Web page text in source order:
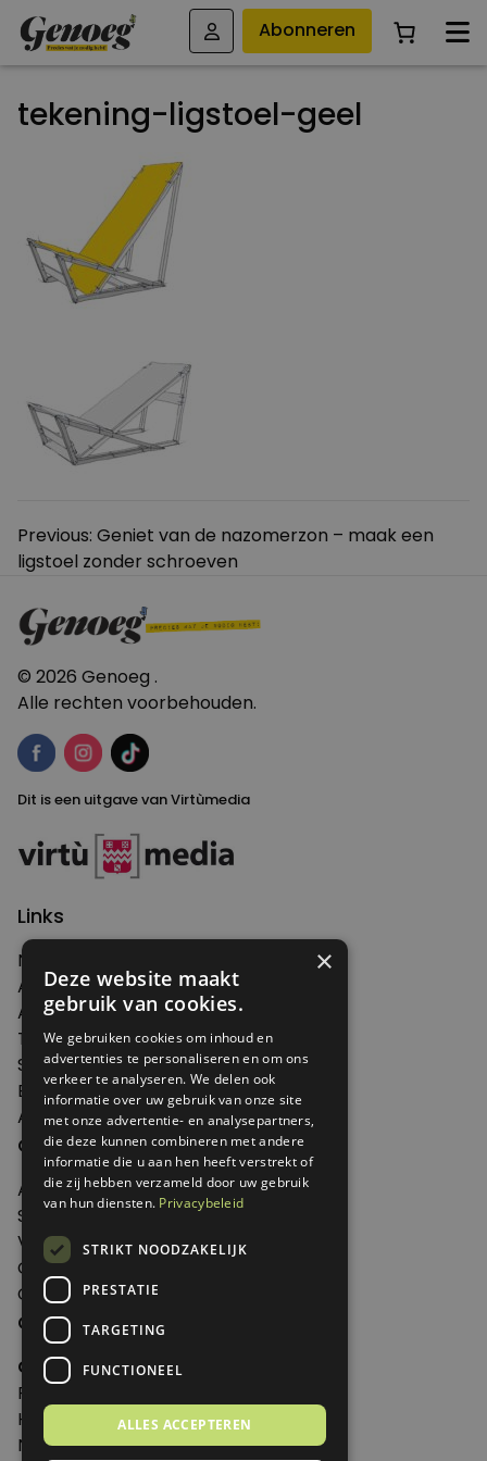
Abonneren
tekening-ligstoel-geel
Bericht
navigatie
Previous: Geniet van de nazomerzon – maak een
ligstoel zonder schroeven
© 2026 Genoeg .
Alle rechten voorbehouden.
Dit is een uitgave van Virtùmedia
Links
Nieuws
Artikelen
Agenda
Thema's
Shop
Edities
Abonneren
Over Genoeg
Adverteren
Samenwerken
Verkooppunten
Over Genoeg
Contact
Contactgegevens
Genoeg
Postbus 595 - 3700 AN Zeist
Huis ter Heideweg 13 - 3705MA Zeist
Nederland
×
Deze website maakt
gebruik van cookies.
We gebruiken cookies om inhoud en
advertenties te personaliseren en om ons
verkeer te analyseren. We delen ook
informatie over uw gebruik van onze site
met onze advertentie- en analysepartners,
die deze kunnen combineren met andere
informatie die u aan hen heeft verstrekt of
die zij hebben verzameld door uw gebruik
van hun diensten. Privacybeleid
STRIKT NOODZAKELIJK
PRESTATIE
TARGETING
FUNCTIONEEL
ALLES ACCEPTEREN